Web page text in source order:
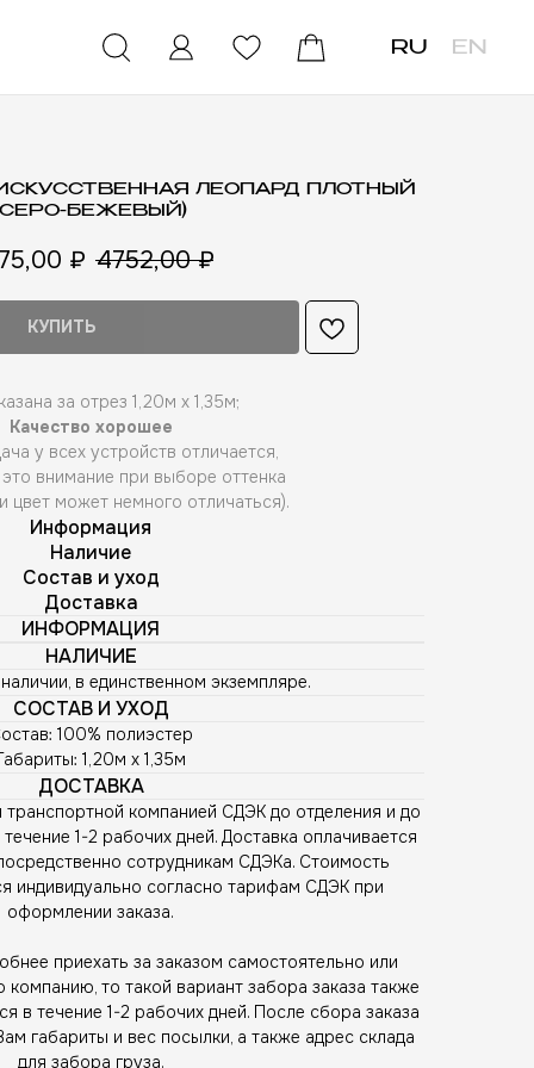
RU EN
ЛЕОПАРД ПЛОТНЫЙ
БЕЖЕВЫЙ)
₽ 4752,00 ₽
КУПИТЬ
за отрез 1,20м х 1,35м;
Качество хорошее
у всех устройств отличается,
внимание при выборе оттенка
цвет может немного отличаться).
Информация
Наличие
Состав и уход
Доставка
ИНФОРМАЦИЯ
НАЛИЧИЕ
в единственном экземпляре.
СОСТАВ И УХОД
100% полиэстер
1,20м х 1,35м
ДОСТАВКА
компанией СДЭК до отделения и до
1-2 рабочих дней. Доставка оплачивается
сотрудникам СДЭКа. Стоимость
индивидуально согласно тарифам СДЭК при
оформлении заказа.
приехать за заказом самостоятельно или
то такой вариант забора заказа также
в течение 1-2 рабочих дней. После сбора заказа
габариты и вес посылки, а также адрес склада
для забора груза.